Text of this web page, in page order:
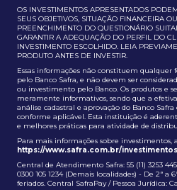
OS INVESTIMENTOS APRESENTADOS
SEUS OBJETIVOS, SITUAÇÃO FINANCEIRA
PREENCHIMENTO DO QUESTIONÁRIO
GARANTIR A ADEQUAÇÃO DO PERFIL DO
INVESTIMENTO ESCOLHIDO. LEIA
PRODUTO ANTES DE INVESTIR.
Essas informações não constituem
pelo Banco Safra, e não devem ser
ou investimento pelo Banco. Os produtos e
meramente informativos, sendo que a
análise cadastral e aprovação do Banco
conforme aplicável. Esta instituição é
e melhores práticas para atividade de
Para mais informações sobre investimentos,
https://www.safra.com.br/
Central de Atendimento Safra: 55 (11) 3253
0300 105 1234 (Demais localidades) - De 2ª a
feriados. Central SafraPay / Pessoa Jurídica: